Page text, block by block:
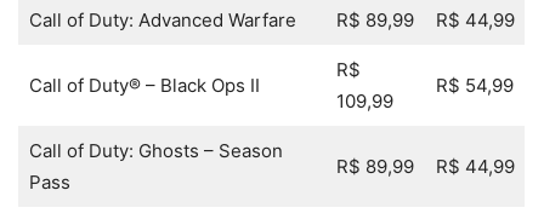
Call of Duty: Advanced Warfare R$ 89,99 R$ 44,99
Call of Duty® – Black Ops II
R$
109,99
R$ 54,99
Call of Duty: Ghosts – Season
Pass
R$ 89,99 R$ 44,99